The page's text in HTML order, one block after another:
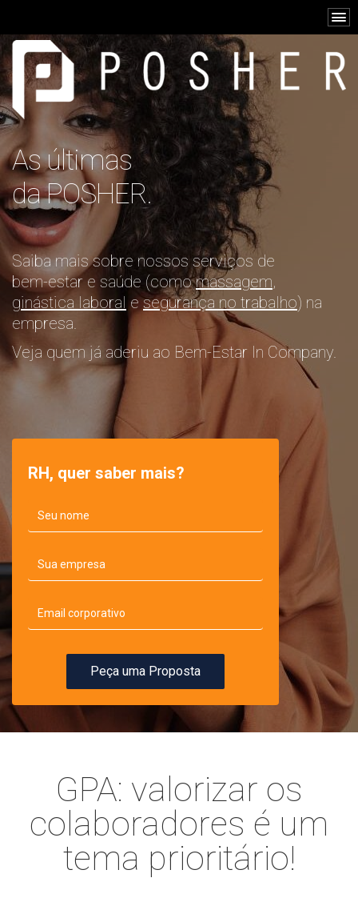
As últimas
da POSHER.
Saiba mais sobre nossos serviços de
bem-estar e saúde (comomassagem,
ginástica laboral esegurança no trabalho) na
empresa.
Veja quem já aderiu ao Bem-Estar In Company.
RH, quer saber mais?
Peça uma Proposta
GPA: valorizar os
colaboradores é um
tema prioritário!